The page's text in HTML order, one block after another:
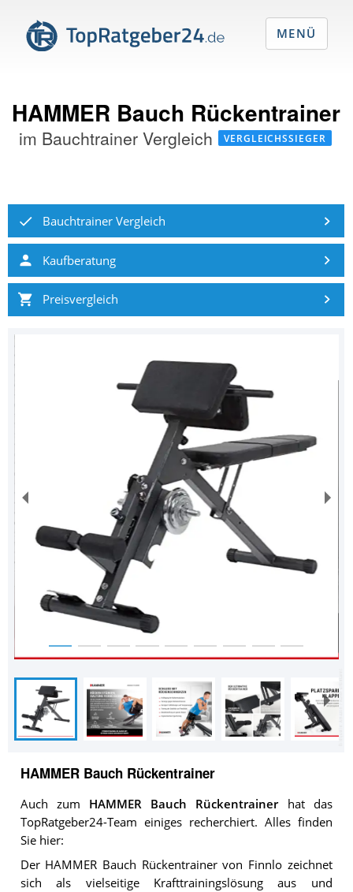
HAMMER Bauch Rückentrainer
im Bauchtrainer Vergleich VERGLEICHSSIEGER
Bauchtrainer Vergleich
Kaufberatung
Preisvergleich
HAMMER Bauch Rückentrainer
Auch zum HAMMER Bauch Rückentrainerhat das
TopRatgeber24-Team einiges recherchiert. Alles finden
Sie hier:
Der HAMMER Bauch Rückentrainer von Finnlo zeichnet
sich als vielseitige Krafttrainingslösung aus und
MENÜ